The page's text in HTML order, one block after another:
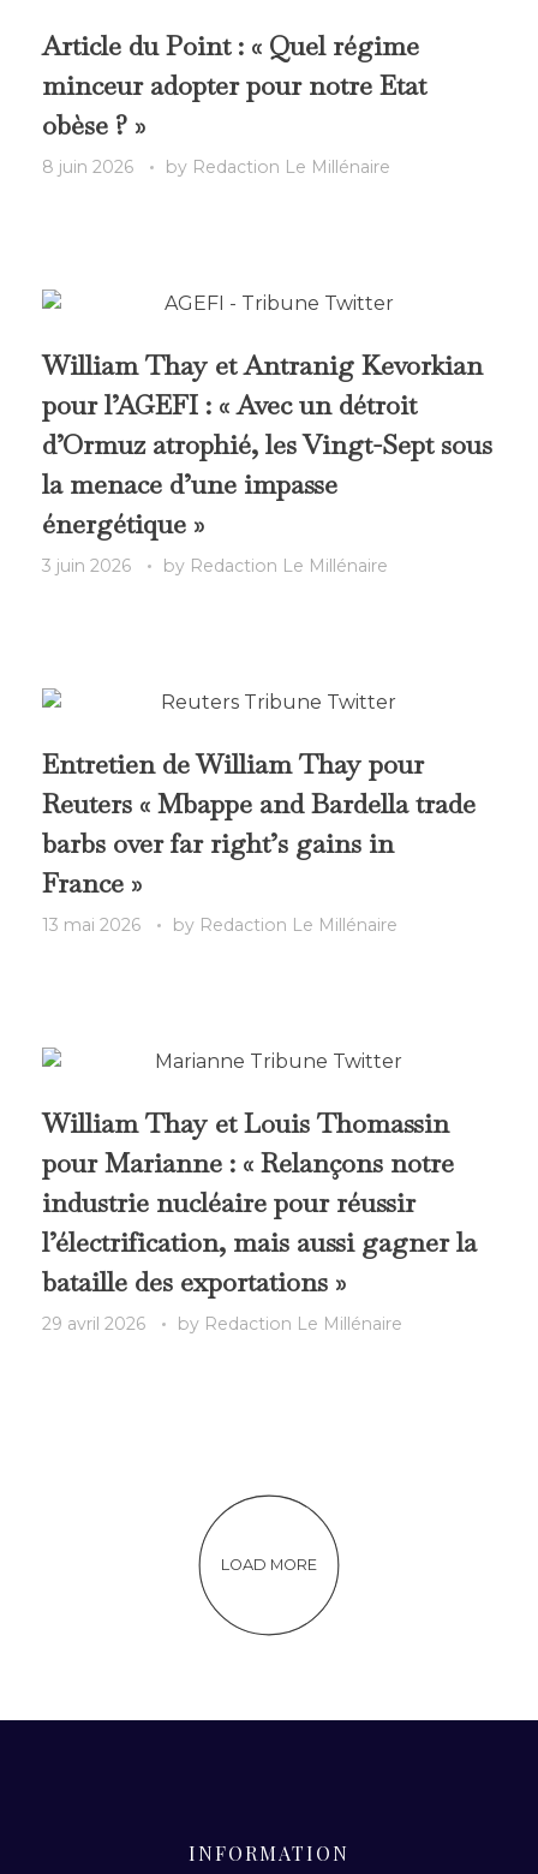
Article du Point : « Quel régime
minceur adopter pour notre Etat
obèse ? »
8 juin 2026 by Redaction Le Millénaire
William Thay et Antranig Kevorkian
pour l’AGEFI : « Avec un détroit
d’Ormuz atrophié, les Vingt-Sept sous
la menace d’une impasse
énergétique »
3 juin 2026 by Redaction Le Millénaire
Entretien de William Thay pour
Reuters « Mbappe and Bardella trade
barbs over far right’s gains in
France »
13 mai 2026 by Redaction Le Millénaire
William Thay et Louis Thomassin
pour Marianne : « Relançons notre
industrie nucléaire pour réussir
l’électrification, mais aussi gagner la
bataille des exportations »
29 avril 2026 by Redaction Le Millénaire
LOAD MORE
INFORMATION